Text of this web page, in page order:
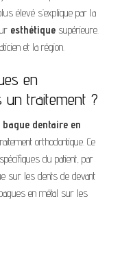
élevé s’explique par la
esthétique supérieure.
et la région.
en
un traitement ?
bague dentaire en
orthodontique. Ce
du patient, par
sur les dents de devant
en métal sur les